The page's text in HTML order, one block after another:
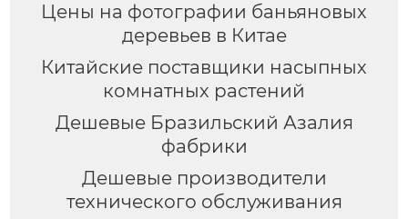
Цены на фотографии баньяновых
деревьев в Китае
Китайские поставщики насыпных
комнатных растений
Дешевые Бразильский Азалия
фабрики
Дешевые производители
технического обслуживания